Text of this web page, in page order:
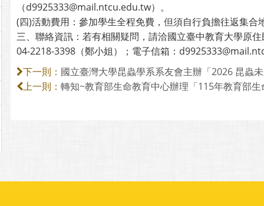
（d9925333@mail.ntcu.edu.tw）。
(四)活動費用：參加學生全程免費，但須自行負擔往返集合
三、聯絡資訊：若有相關疑問，請洽國立臺中教育大學原
04-2218-3398（鄭小姐）；電子信箱：
下一則： 國立臺灣大學昆蟲學系系友會主辦「2026 昆蟲
上一則： 轉知~教育部生命教育中心辦理「115年教育部